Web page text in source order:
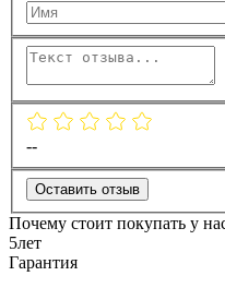
--
Оставить отзыв
Почему стоит покупать у
5лет
Гарантия